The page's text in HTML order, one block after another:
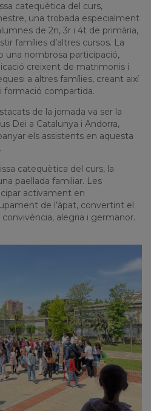
catequètica del curs,
una trobada especialment
de 2n, 3r i 4t de primària,
famílies d’altres cursos. La
una nombrosa participació,
creixent de matrimonis i
a altres famílies, creant així
compartida.
de la jornada va ser la
Dei a Catalunya i Andorra,
els assistents en aquesta
catequètica del curs, la
paellada familiar. Les
activament en
de l’àpat, convertint el
alegria i germanor.